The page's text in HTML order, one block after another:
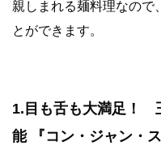
親しまれる麺料理なので
とができます。
1.目も舌も大満足！
能 『コン・ジャン・ス